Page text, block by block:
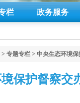
栏 政务服务
> 专题专栏 > 中央生态环境
保护督察交